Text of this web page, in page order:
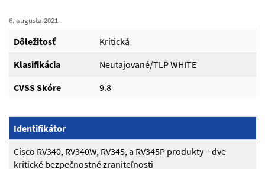
6. augusta 2021
Dôležitosť
Kritická
Klasifikácia
Neutajované/TLP WHITE
CVSS Skóre
9.8
Identifikátor
Cisco RV340, RV340W, RV345, a RV345P produkty – dve
kritické bezpečnostné zraniteľnosti